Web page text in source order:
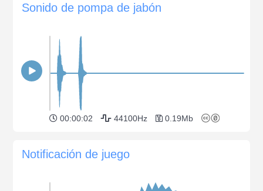
Sonido de pompa de jabón
00:00:02 44100Hz 0.19Mb
Notificación de juego